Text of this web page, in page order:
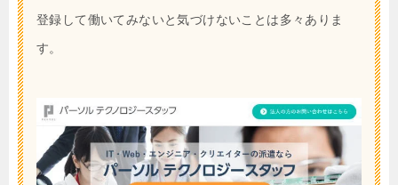
登録して働いてみないと気づけないことは多々ありま
す。